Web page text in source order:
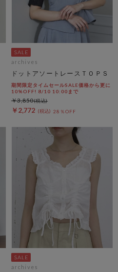
archives
ドットアソートレースＴＯＰＳ
期間限定タイムセールSALE価格から更に
10%OFF! 8/10 10:00まで
￥2,772 28％OFF
￥3,850
archives